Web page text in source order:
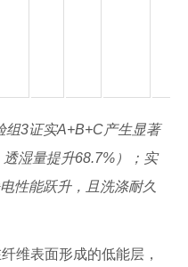
组3证实A+B+C产生显著
湿量提升68.7%）；实
性能跃升，且洗涤耐久
维表面形成的低能层，